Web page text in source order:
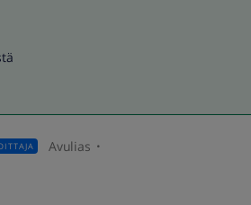
Avulias